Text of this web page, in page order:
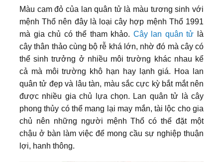
Màu cam đỏ của lan quân tử là màu tương sinh với
mệnh Thổ nên đây là loại cây hợp mệnh Thổ 1991
mà gia chủ có thể tham khảo. Cây lan quân tử là
cây thân thảo cùng bộ rễ khá lớn, nhờ đó mà cây có
thể sinh trưởng ở nhiều môi trường khác nhau kể
cả mà môi trường khô hạn hay lạnh giá. Hoa lan
quân tử đẹp và lâu tàn, màu sắc cực kỳ bắt mắt nên
được nhiều gia chủ lựa chọn. Lan quân tử là cây
phong thủy có thể mang lại may mắn, tài lộc cho gia
chủ nên những người mệnh Thổ có thể đặt một
chậu ở bàn làm việc để mong cầu sự nghiệp thuận
lợi, hanh thông.